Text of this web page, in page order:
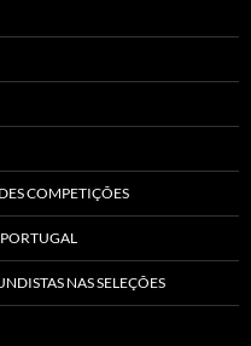
COMPETIÇÕES
NAS SELEÇÕES